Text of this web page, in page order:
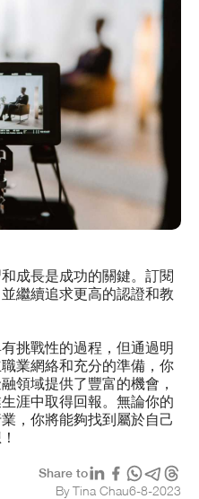
成長是成功的關鍵。訂閱
繼續追求更高的認證和教
挑戰性的過程，但通過明
業網絡和充分的準備，你
領域提供了豐富的機會，
涯中取得回報。無論你的
，你將能夠找到屬於自己
Share to
By Tina Chau6-8-2023